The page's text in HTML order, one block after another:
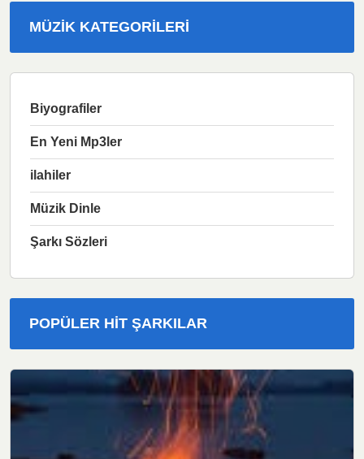
MÜZIK KATEGORILERI
Biyografiler
En Yeni Mp3ler
ilahiler
Müzik Dinle
Şarkı Sözleri
POPÜLER HIT ŞARKILAR